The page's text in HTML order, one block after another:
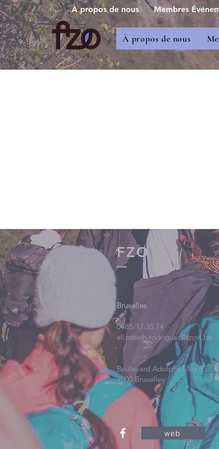
À propos de nous
À propos de nous Membres
FZO
Bruxelles
0485/17.35.74
elizabeth.rodriguez@fzovl.be
Boulevard Adolphe Max 55
1000 Bruxelles
web